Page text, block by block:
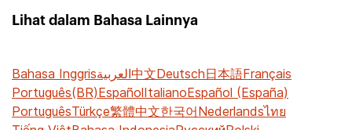
Lihat dalam Bahasa Lainnya
Bahasa Inggrisالعربية中文Deutsch日本語Français
Português(BR)EspañolItalianoEspañol (España)
PortuguêsTürkçe繁體中文한국어Nederlandsไทย